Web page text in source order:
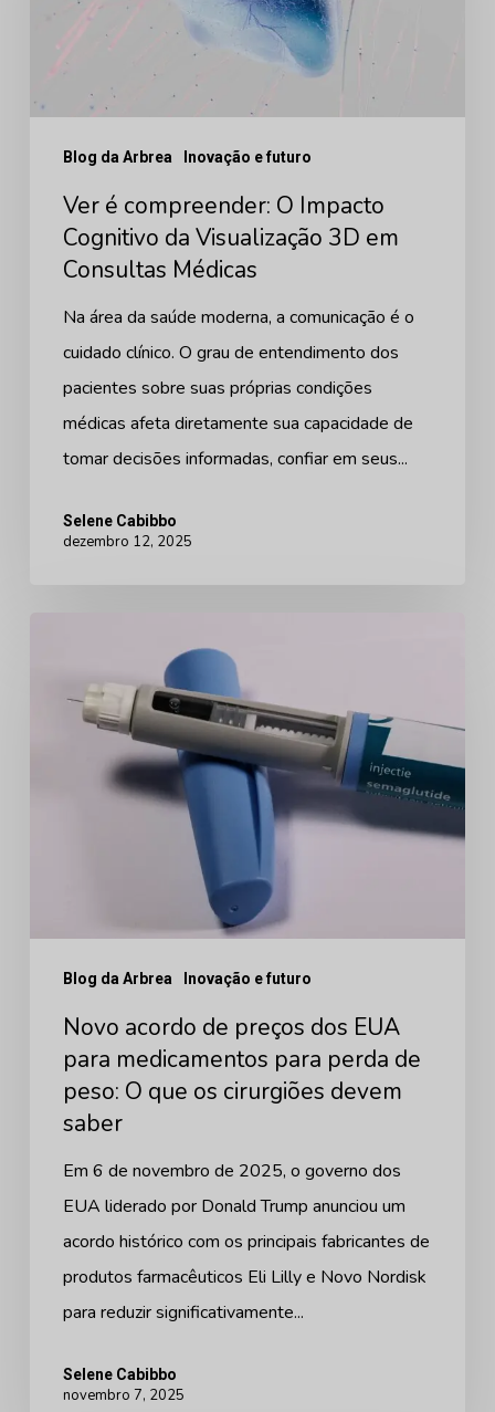
Cognitivo
da
Consultas
Médicas
Blog da Arbrea Inovação e futuro
Ver é compreender: O Impacto
Cognitivo da Visualização 3D em
Consultas Médicas
Na área da saúde moderna, a comunicação é o
cuidado clínico. O grau de entendimento dos
pacientes sobre suas próprias condições
médicas afeta diretamente sua capacidade de
tomar decisões informadas, confiar em seus...
Selene Cabibbo
dezembro 12, 2025
peso:
cirurgiões
devem
Blog da Arbrea Inovação e futuro
Novo acordo de preços dos EUA
para medicamentos para perda de
peso: O que os cirurgiões devem
saber
Em 6 de novembro de 2025, o governo dos
EUA liderado por Donald Trump anunciou um
acordo histórico com os principais fabricantes de
produtos farmacêuticos Eli Lilly e Novo Nordisk
para reduzir significativamente...
Selene Cabibbo
novembro 7, 2025